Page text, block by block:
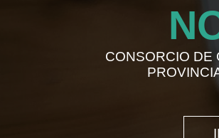
CONSORCIO DE